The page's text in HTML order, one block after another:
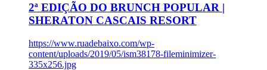
2ª EDIÇÃO DO BRUNCH POPULAR |
SHERATON CASCAIS RESORT
https://www.ruadebaixo.com/wp-
content/uploads/2019/05/ism38178-fileminimizer-
335x256.jpg